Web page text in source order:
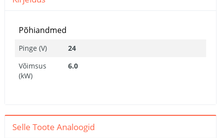
Põhiandmed
Pinge (V)
24
Võimsus
(kW)
6.0
Selle Toote Analoogid